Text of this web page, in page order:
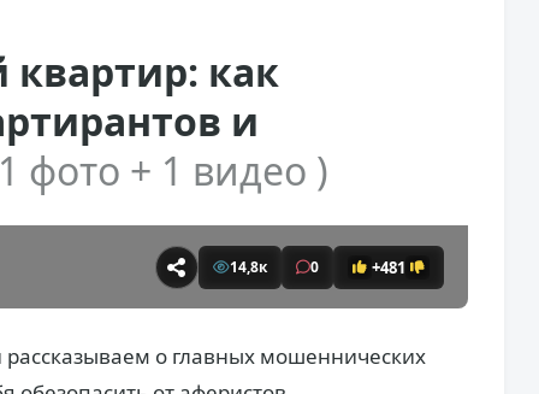
как
и
фото + 1 видео )
14,8к 0 +481
о главных мошеннических